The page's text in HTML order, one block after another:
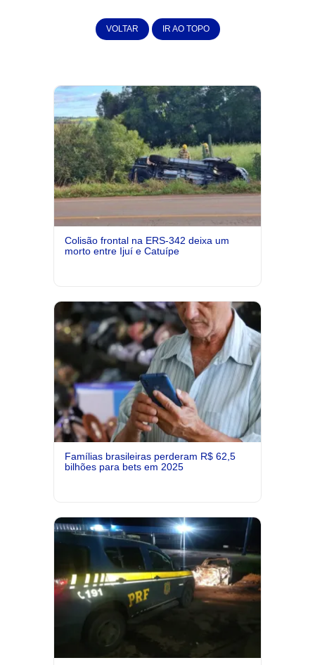
VOLTAR IR AO TOPO
Colisão frontal na ERS-342 deixa um
morto entre Ijuí e Catuípe
Famílias brasileiras perderam R$ 62,5
bilhões para bets em 2025